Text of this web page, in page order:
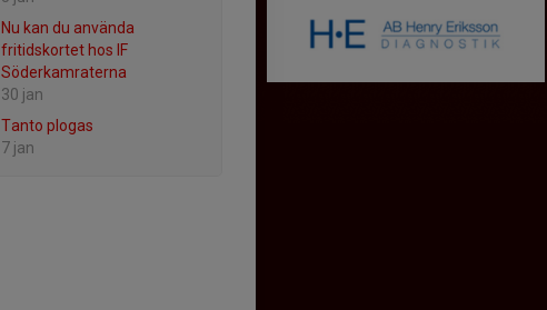
Nu kan du använda
fritidskortet hos IF
Söderkamraterna
30 jan
Tanto plogas
7 jan